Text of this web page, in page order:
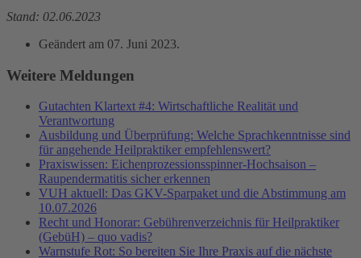
Stand: 02.06.2023
Geändert am 07. Juni 2023.
Weitere Meldungen
Gutachten Klartext #4: Wirtschaftliche Realität und
Verantwortung
Ausbildung und Überprüfung: Welche Sprachkenntnisse sind
für angehende Heilpraktiker empfehlenswert?
Praxiswissen: Eichenprozessionsspinner-Hochsaison –
Raupendermatitis sicher erkennen
VUH aktuell: Das GKV-Sparpaket und die Abstimmung am
10.07.2026
Recht und Honorar: Gebührenverzeichnis für Heilpraktiker
(GebüH) – quo vadis?
Warnstufe Rot: So bereiten Sie Ihre Praxis auf die nächste